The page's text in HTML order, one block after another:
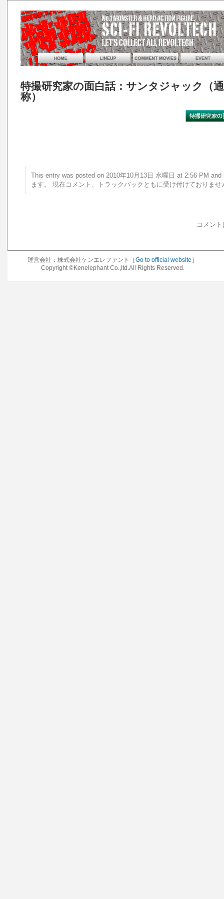
特撮研究家の面白話：サンタジャック（
称）
This entry was posted on 2010年10月13日 水曜日 at 2:56 PM
ます。 現在コメント、トラックバックともに受け付けておりませ
コメン
運営会社：株式会社ケンエレファント［Go to official website ］
Copyright ©Kenelephant Co.,ltd.All Rights Reserved.